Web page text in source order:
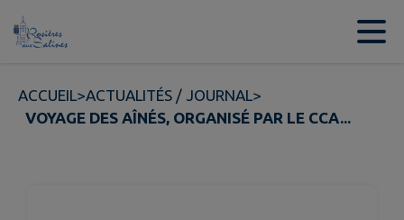
Contenu
ACCUEIL>ACTUALITÉS / JOURNAL>
VOYAGE DES AÎNÉS, ORGANISÉ PAR LE CCA...